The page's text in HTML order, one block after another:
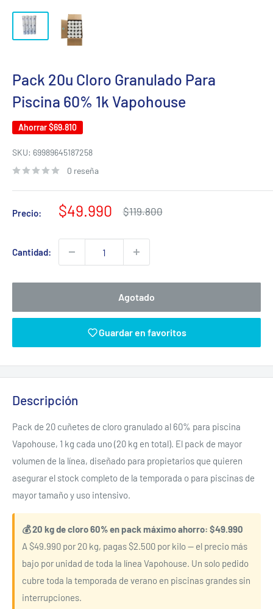
Pack 20u Cloro Granulado Para
Piscina 60% 1k Vapohouse
Ahorrar$69.810
SKU: 69989645187258
0 reseña
Precio:
Precio
venta
$49.990
Precio
$119.800
Cantidad:
Agotado
Guardar en favoritos
Descripción
Pack de 20 cuñetes de cloro granulado al 60% para piscina
Vapohouse, 1 kg cada uno (20 kg en total). El pack de mayor
volumen de la línea, diseñado para propietarios que quieren
asegurar el stock completo de la temporada o para piscinas de
mayor tamaño y uso intensivo.
💰 20 kg de cloro 60% en pack máximo ahorro: $49.990
A $49.990 por 20 kg, pagas $2.500 por kilo — el precio más
bajo por unidad de toda la línea Vapohouse. Un solo pedido
cubre toda la temporada de verano en piscinas grandes sin
interrupciones.